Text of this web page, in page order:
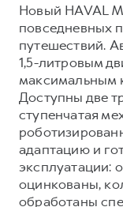
POER
от 3 449 000 ₽
Крупным
Система
Сервис для
HAVAL Лизинг
Коллекция CITY
Руководства
Подписки
Коллекция CITY
Коллекция
Коллекция
Новый HAVAL
повседневных
путешествий.
1,5-литровым
максимальным
Доступны две
ступенчатая
адаптацию и
эксплуатации:
оцинкованы,
обработаны